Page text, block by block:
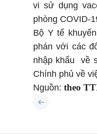
vi sử dụng
phòng COVID-
Bộ Y tế
phán với các
nhập khẩu về
Chính phủ về
Nguồn: theo